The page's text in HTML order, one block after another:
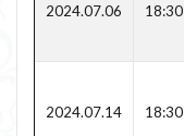
2024.07.06 18:30
2024.07.14 18:30